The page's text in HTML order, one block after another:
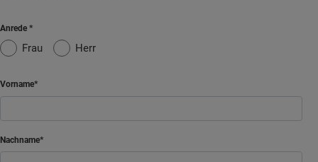
Anrede
Frau Herr
Vorname
Nachname